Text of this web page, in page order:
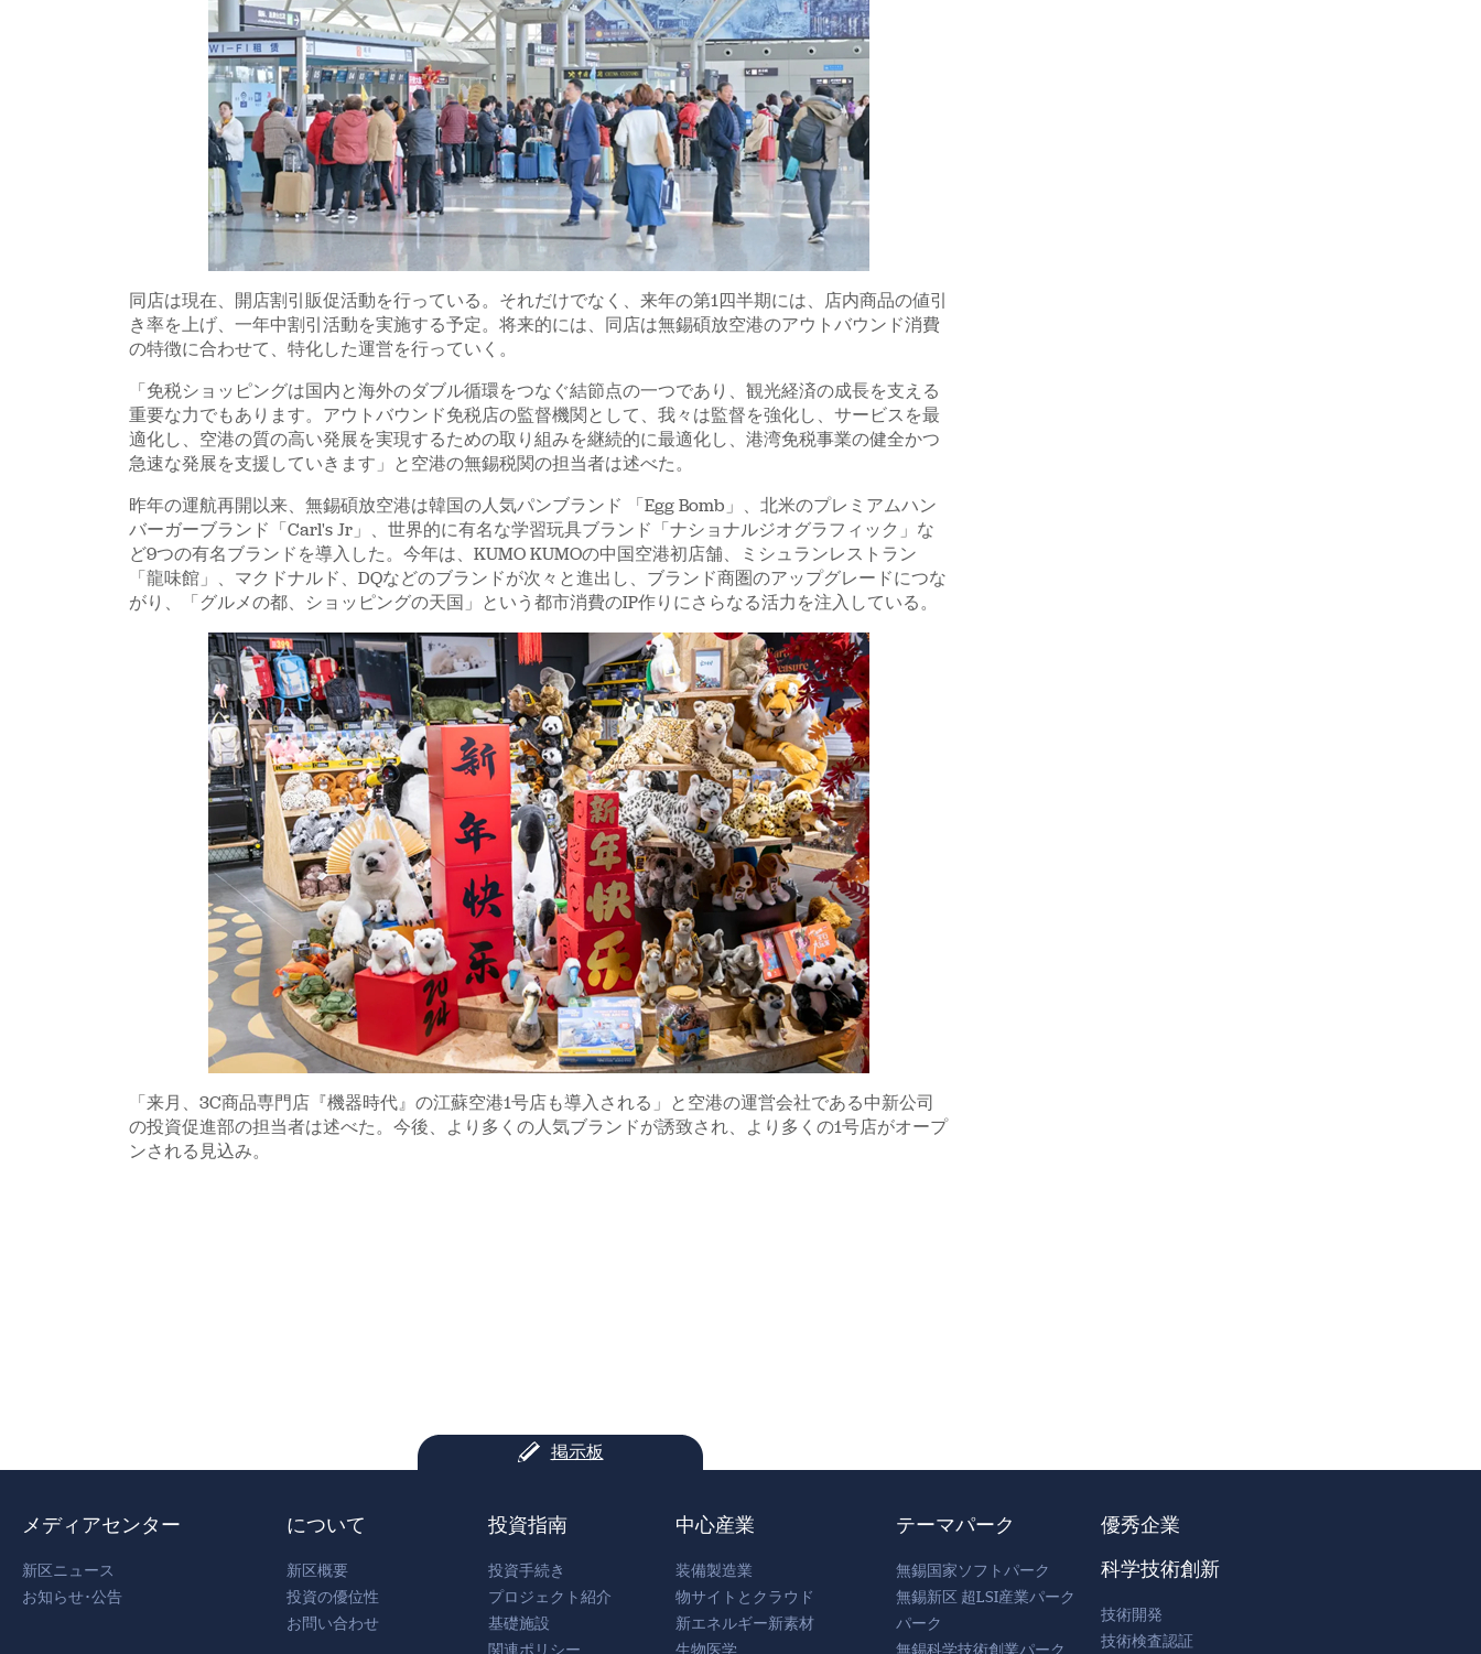
同店は現在、開店割引販促活動を行っている。それだけでなく、来年の第1四半期には、店内商品の値引
き率を上げ、一年中割引活動を実施する予定。将来的には、同店は無錫碩放空港のアウトバウンド消費
の特徴に合わせて、特化した運営を行っていく。
「免税ショッピングは国内と海外のダブル循環をつなぐ結節点の一つであり、観光経済の成長を支える
重要な力でもあります。アウトバウンド免税店の監督機関として、我々は監督を強化し、サービスを最
適化し、空港の質の高い発展を実現するための取り組みを継続的に最適化し、港湾免税事業の健全かつ
急速な発展を支援していきます」と空港の無錫税関の担当者は述べた。
昨年の運航再開以来、無錫碩放空港は韓国の人気パンブランド 「Egg Bomb」、北米のプレミアムハン
バーガーブランド「Carl's Jr」、世界的に有名な学習玩具ブランド「ナショナルジオグラフィック」な
ど9つの有名ブランドを導入した。今年は、KUMO KUMOの中国空港初店舗、ミシュランレストラン
「龍味館」、マクドナルド、DQなどのブランドが次々と進出し、ブランド商圏のアップグレードにつな
がり、「グルメの都、ショッピングの天国」という都市消費のIP作りにさらなる活力を注入している。
「来月、3C商品専門店『機器時代』の江蘇空港1号店も導入される」と空港の運営会社である中新公司
の投資促進部の担当者は述べた。今後、より多くの人気ブランドが誘致され、より多くの1号店がオープ
ンされる見込み。
掲示板
メディアセンター
新区ニュース
お知らせ･公告
について
新区概要
投資の優位性
お問い合わせ
投資指南
投資手続き
プロジェクト紹介
基礎施設
関連ポリシー
中心産業
装備製造業
物サイトとクラウド
新エネルギー新素材
生物医学
テーマパーク
無錫国家ソフトパーク
無錫新区 超LSI産業パーク
パーク
無錫科学技術創業パーク
優秀企業
科学技術創新
技術開発
技術検査認証